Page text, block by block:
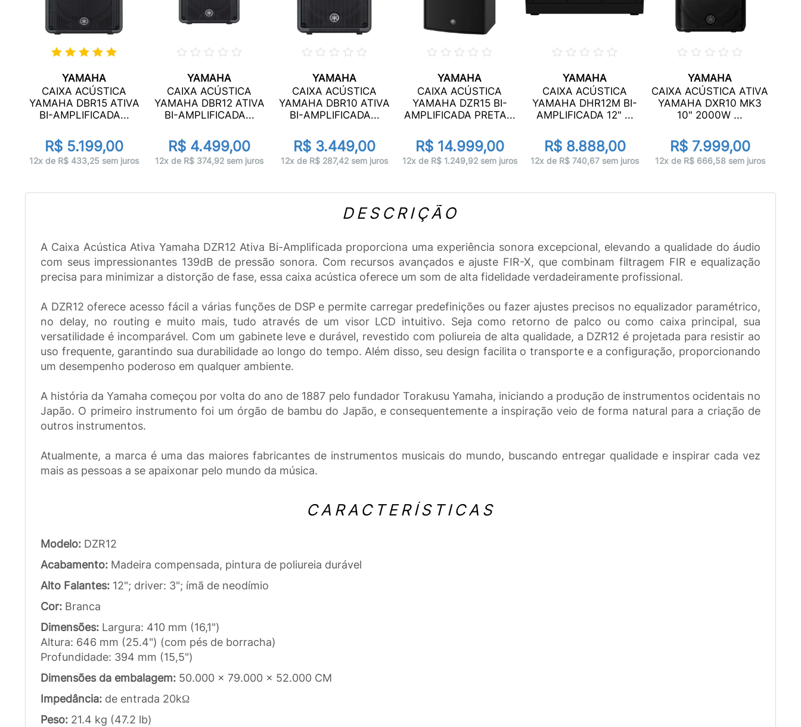
YAMAHA
CAIXA ACÚSTICA
YAMAHA DBR15 ATIVA
BI-AMPLIFICADA...
R$ 5.199,00
12x de R$ 433,25 sem juros
YAMAHA
CAIXA ACÚSTICA
YAMAHA DBR12 ATIVA
BI-AMPLIFICADA...
R$ 4.499,00
12x de R$ 374,92 sem juros
YAMAHA
CAIXA ACÚSTICA
YAMAHA DBR10 ATIVA
BI-AMPLIFICADA...
R$ 3.449,00
12x de R$ 287,42 sem juros
YAMAHA
CAIXA ACÚSTICA
YAMAHA DZR15 BI-
AMPLIFICADA PRETA...
R$ 14.999,00
12x de R$ 1.249,92 sem juros
YAMAHA
CAIXA ACÚSTICA
YAMAHA DHR12M BI-
AMPLIFICADA 12" ...
R$ 8.888,00
12x de R$ 740,67 sem juros
YAMAHA
CAIXA ACÚSTICA ATIVA
YAMAHA DXR10 MK3
10" 2000W ...
R$ 7.999,00
12x de R$ 666,58 sem juros
DESCRIÇÃO
A Caixa Acústica Ativa Yamaha DZR12 Ativa Bi-Amplificada proporciona uma experiência sonora excepcional, elevando a qualidade do áudio
com seus impressionantes 139dB de pressão sonora. Com recursos avançados e ajuste FIR-X, que combinam filtragem FIR e equalização
precisa para minimizar a distorção de fase, essa caixa acústica oferece um som de alta fidelidade verdadeiramente profissional.
A DZR12 oferece acesso fácil a várias funções de DSP e permite carregar predefinições ou fazer ajustes precisos no equalizador paramétrico,
no delay, no routing e muito mais, tudo através de um visor LCD intuitivo. Seja como retorno de palco ou como caixa principal, sua
versatilidade é incomparável. Com um gabinete leve e durável, revestido com poliureia de alta qualidade, a DZR12 é projetada para resistir ao
uso frequente, garantindo sua durabilidade ao longo do tempo. Além disso, seu design facilita o transporte e a configuração, proporcionando
um desempenho poderoso em qualquer ambiente.
A história da Yamaha começou por volta do ano de 1887 pelo fundador Torakusu Yamaha, iniciando a produção de instrumentos ocidentais no
Japão. O primeiro instrumento foi um órgão de bambu do Japão, e consequentemente a inspiração veio de forma natural para a criação de
outros instrumentos.
Atualmente, a marca é uma das maiores fabricantes de instrumentos musicais do mundo, buscando entregar qualidade e inspirar cada vez
mais as pessoas a se apaixonar pelo mundo da música.
CARACTERÍSTICAS
Modelo: DZR12
Acabamento: Madeira compensada, pintura de poliureia durável
Alto Falantes: 12"; driver: 3"; ímã de neodímio
Cor: Branca
Dimensões: Largura: 410 mm (16,1")
Altura: 646 mm (25.4") (com pés de borracha)
Profundidade: 394 mm (15,5")
Dimensões da embalagem: 50.000 x 79.000 x 52.000 CM
Impedância: de entrada 20kΩ
Peso: 21.4 kg (47.2 lb)